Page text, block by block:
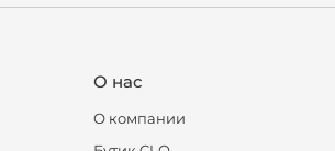
О нас
О компании